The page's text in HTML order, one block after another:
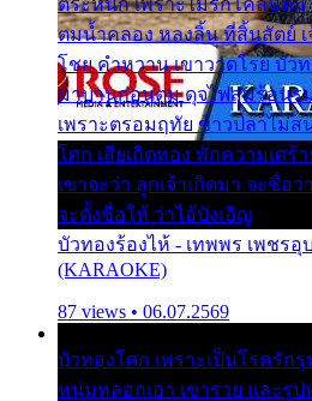
ตมน้ำคลอง หลงลิ้น ที่สิ้นสัตย์
โชย คำหวาน เขาวาดโรย บัว
มาบานก่อนตูม ดุจไฟสุมร้อนรุ
เพราะตรอมฤทัย ข้าวปลาไม่ส
โศก เสียเถิดทอง พักความเศร้
เขาจะว่า ลูกเจ้าเกิดมา จะชื่อ
จะตั้งชื่อให้ ว่าไอ้บังเอิญ
บัวทองร้องไห้ - เทพพร เพชร
(KARAOKE)
87 views • 06.07.2569
บัวทองโศก เพราะเป็นโรครั
หนุ่มหลอกเอา เขารวย และรู